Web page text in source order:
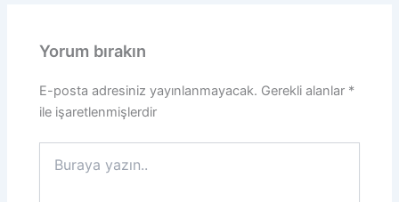
Yorum bırakın
E-posta adresiniz yayınlanmayacak. Gerekli alanlar *
ile işaretlenmişlerdir
yazın..